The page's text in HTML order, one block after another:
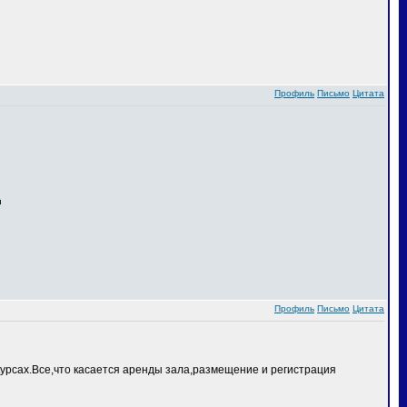
Профиль Письмо Цитата
Профиль Письмо Цитата
касается аренды зала,размещение и регистрация